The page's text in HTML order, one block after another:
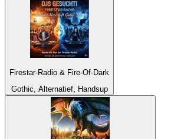
Firestar-Radio & Fire-Of-Dark
Gothic, Alternatief, Handsup